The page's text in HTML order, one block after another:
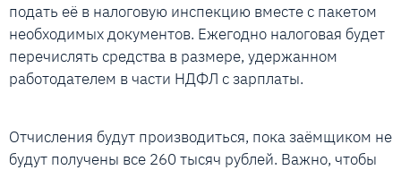
подать её в налоговую инспекцию вместе с пакетом
необходимых документов. Ежегодно налоговая будет
перечислять средства в размере, удержанном
работодателем в части НДФЛ с зарплаты.
Отчисления будут производиться, пока заёмщиком не
будут получены все 260 тысяч рублей. Важно, чтобы